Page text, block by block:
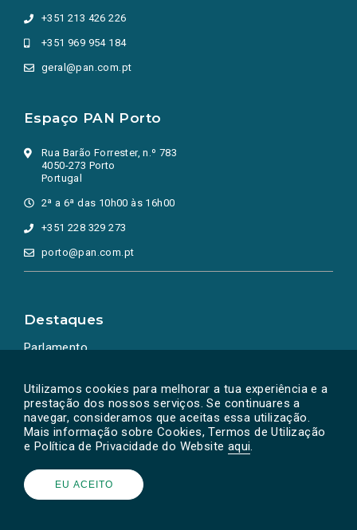
Utilizamos cookies para melhorar a tua experiência e a
prestação dos nossos serviços. Se continuares a
navegar, consideramos que aceitas essa utilização.
Mais informação sobre Cookies, Termos de Utilização
e Política de Privacidade do Website aqui.
EU ACEITO
+351 213 426 226
+351 969 954 184
geral@pan.com.pt
Espaço PAN Porto
Rua Barão Forrester, n.º 783
4050-273 Porto
Portugal
2ª a 6ª das 10h00 às 16h00
+351 228 329 273
porto@pan.com.pt
Destaques
Parlamento
Powered by © PAN 2026